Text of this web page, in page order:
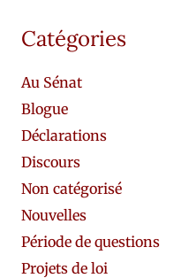
Catégories
Au Sénat
Blogue
Déclarations
Discours
Non catégorisé
Nouvelles
Période de questions
Projets de loi